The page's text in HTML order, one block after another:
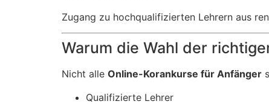
Zugang zu hochqualifizierten Lehrern aus
Warum die Wahl der
Nicht alle Online-Korankurse für Anfänger
Qualifizierte Lehrer